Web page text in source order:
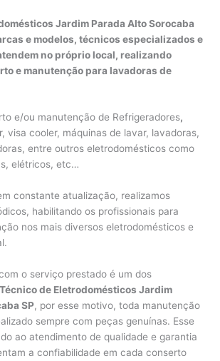
Jardim Parada Alto Sorocaba
e modelos, técnicos especializados e
no próprio local, realizando
e manutenção para lavadoras de
e/ou manutenção de Refrigeradores,
visa cooler, máquinas de lavar, lavadoras,
entre outros eletrodomésticos como
elétricos, etc…
constante atualização, realizamos
habilitando os profissionais para
nos mais diversos eletrodomésticos e
o serviço prestado é um dos
Técnico de Eletrodomésticos Jardim
SP, por esse motivo, toda manutenção
sempre com peças genuínas. Esse
ao atendimento de qualidade e garantia
a confiabilidade em cada conserto